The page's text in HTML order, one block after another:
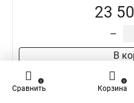
23
–
В
Сравнить
0
Корзина
0